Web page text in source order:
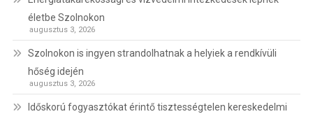
életbe Szolnokon
augusztus 3, 2026
Szolnokon is ingyen strandolhatnak a helyiek a rendkívüli
hőség idején
augusztus 3, 2026
Időskorú fogyasztókat érintő tisztességtelen kereskedelmi